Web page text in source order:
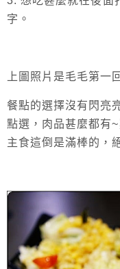
字。
上圖照片是毛毛第一
餐點的選擇沒有閃亮
點選，肉品甚麼都有
主食這倒是滿棒的，